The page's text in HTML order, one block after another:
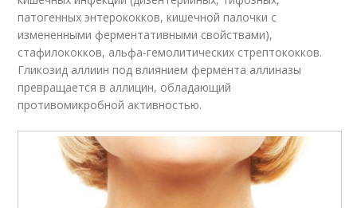
патогенных энтерококков, кишечной палочки с
измененными ферментативными свойствами),
стафилококков, альфа-гемолитических стрептококков.
Гликозид аллиин под влиянием фермента аллиназы
превращается в аллицин, обладающий
противомикробной активностью.